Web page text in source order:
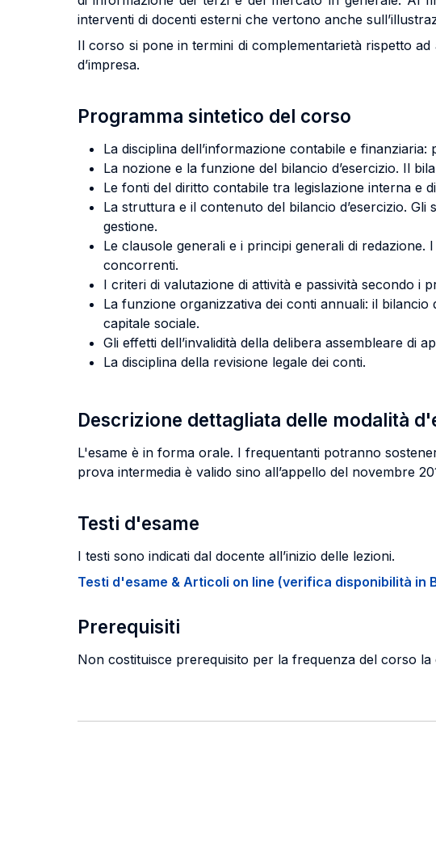
interventi di docenti esterni che vertono anche
Il corso si pone in termini di complementarietà rispetto
d’impresa.
Programma sintetico del corso
La disciplina dell’informazione contabile e
La nozione e la funzione del bilancio d’esercizio. Il
Le fonti del diritto contabile tra legislazione interna e
La struttura e il contenuto del bilancio d’esercizio.
gestione.
Le clausole generali e i principi generali di
concorrenti.
I criteri di valutazione di attività e passività secondo i
La funzione organizzativa dei conti annuali: il
capitale sociale.
Gli effetti dell’invalidità della delibera assembleare di
La disciplina della revisione legale dei conti.
Descrizione dettagliata delle modalità
L'esame è in forma orale. I frequentanti potranno
prova intermedia è valido sino all’appello del novembre
Testi d'esame
I testi sono indicati dal docente all’inizio delle lezioni.
Testi d'esame & Articoli on line (verifica disponibilità in
Prerequisiti
Non costituisce prerequisito per la frequenza del corso